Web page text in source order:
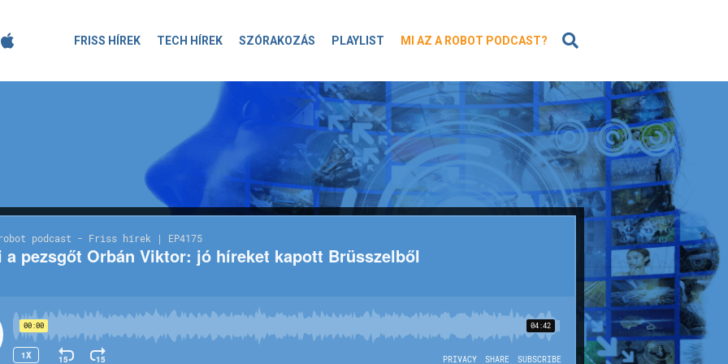
FRISS HÍREK TECH HÍREK SZÓRAKOZÁS PLAYLIST MI AZ A ROBOT PODCAST?